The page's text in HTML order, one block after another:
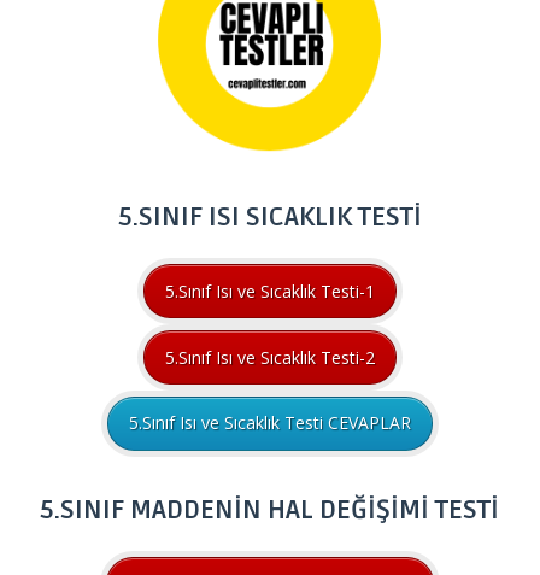
5.SINIF ISI SICAKLIK TESTİ
5.Sınıf Isı ve Sıcaklık Testi-1
5.Sınıf Isı ve Sıcaklık Testi-2
5.Sınıf Isı ve Sıcaklık Testi CEVAPLAR
5.SINIF MADDENİN HAL DEĞİŞİMİ TESTİ